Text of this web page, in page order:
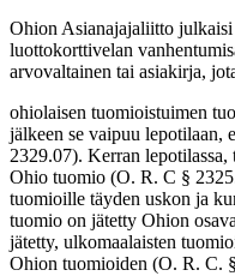
Ohion Asianajajaliitto
luottokorttivelan
arvovaltainen tai asiakirja,
ohiolaisen tuomioistuimen
jälkeen se vaipuu
2329.07). Kerran
Ohio tuomio (O. R. C §
tuomioille täyden uskon ja
tuomio on jätetty Ohion
jätetty, ulkomaalaisten
Ohion tuomioiden (O. R. C.